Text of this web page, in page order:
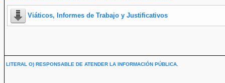
Viáticos, Informes de Trabajo y Justificativos
LITERAL O) RESPONSABLE DE ATENDER LA INFORMACIÓN PÚBLICA.